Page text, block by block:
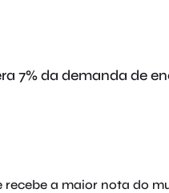
7% da demanda de
a maior nota do